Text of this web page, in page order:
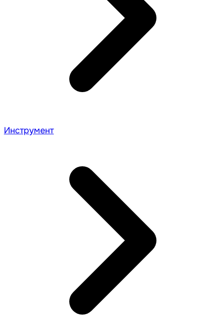
Инструмент